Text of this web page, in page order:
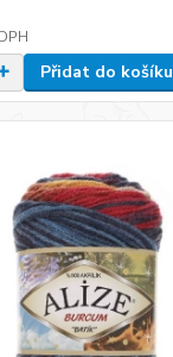
Přidat do košíku